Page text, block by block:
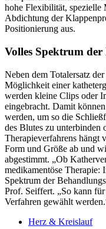
hohe Flexibilität, spezielle
Abdichtung der
Positionierung aus.
Volles Spektrum
Neben dem Totalersatz
Möglichkeit einer
werden kleine Clips oder
eingebracht. Damit
werden, um so die
des Blutes zu unterbinden
Therapieverfahrens hängt
Form und Größe ab und
abgestimmt. „Ob
medikamentöse Therapie:
Spektrum der
Prof. Seiffert. „So kann für
Verfahren gewählt
Herz & Kreislauf